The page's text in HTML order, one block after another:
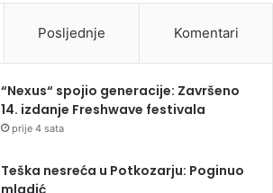
Posljednje Komentari
“Nexus“ spojio generacije: Završeno
14. izdanje Freshwave festivala
prije 4 sata
Teška nesreća u Potkozarju: Poginuo
mladić